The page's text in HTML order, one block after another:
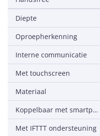
Diepte
Oproepherkenning
Interne communicatie
Met touchscreen
Materiaal
Koppelbaar met smartphone
Met IFTTT ondersteuning